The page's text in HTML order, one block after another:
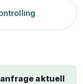
aktuell